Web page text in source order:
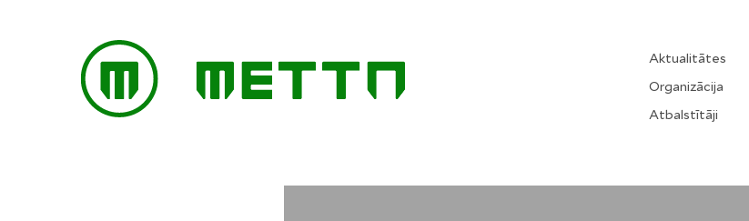
Aktualitātes
Organizācija
Atbalstītāji